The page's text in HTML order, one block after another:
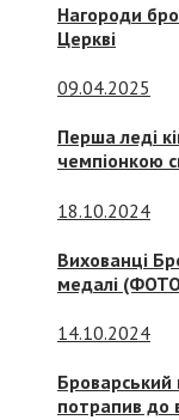
Нагороди
Церкві
09.04.2025
Перша леді
чемпіонкою
18.10.2024
Вихованці
медалі
14.10.2024
Броварський
потрапив до